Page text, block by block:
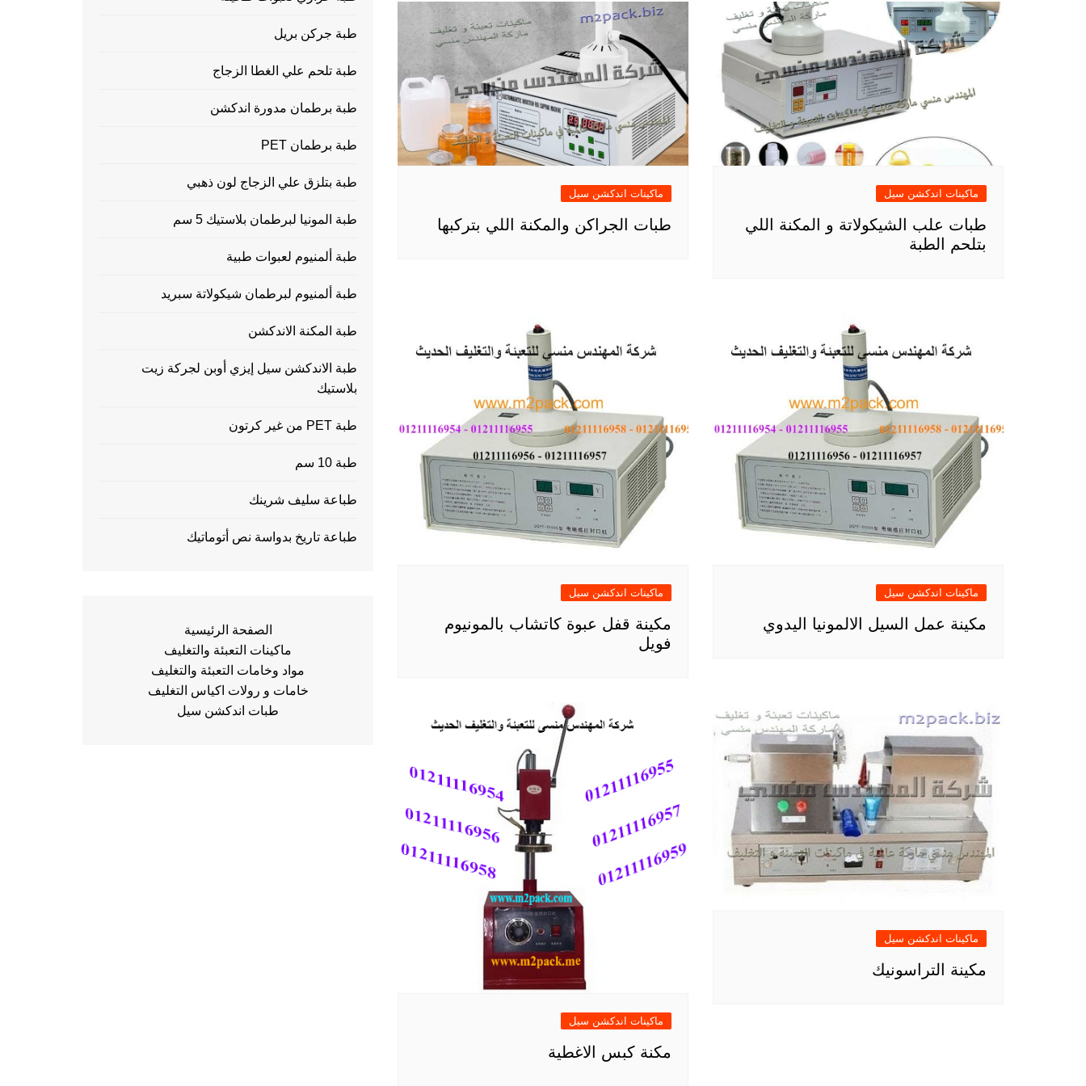
ماكينات اندكشن سيل
طبات علب الشيكولاتة و المكنة اللي
بتلحم الطبة
ماكينات اندكشن سيل
طبات الجراكن والمكنة اللي بتركبها
ماكينات اندكشن سيل
مكينة عمل السيل الالمونيا اليدوي
ماكينات اندكشن سيل
مكينة قفل عبوة كاتشاب بالمونيوم
فويل
ماكينات اندكشن سيل
مكينة التراسونيك
ماكينات اندكشن سيل
مكنة كبس الاغطية
طبة جركن بريل
طبة تلحم علي الغطا الزجاج
طبة برطمان مدورة اندكشن
طبة برطمان PET
طبة بتلزق علي الزجاج لون ذهبي
طبة المونيا لبرطمان بلاستيك 5 سم
طبة ألمنيوم لعبوات طبية
طبة ألمنيوم لبرطمان شيكولاتة سبريد
طبة المكنة الاندكشن
طبة الاندكشن سيل إيزي أوبن لجركة زيت
بلاستيك
طبة PET من غير كرتون
طبة 10 سم
طباعة سليف شرينك
طباعة تاريخ بدواسة نص أتوماتيك
الصفحة الرئيسية
ماكينات التعبئة والتغليف
مواد وخامات التعبئة والتغليف
خامات و رولات اكياس التغليف
طبات اندكشن سيل